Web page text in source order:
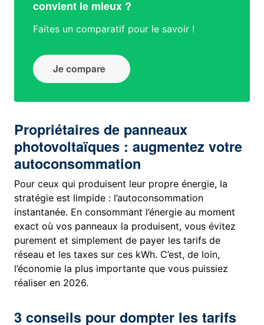
convient le mieux ?
Faites un comparatif pour le savoir !
Je compare
Propriétaires de panneaux
photovoltaïques : augmentez votre
autoconsommation
Pour ceux qui produisent leur propre énergie, la
stratégie est limpide : l’autoconsommation
instantanée. En consommant l’énergie au moment
exact où vos panneaux la produisent, vous évitez
purement et simplement de payer les tarifs de
réseau et les taxes sur ces kWh. C’est, de loin,
l’économie la plus importante que vous puissiez
réaliser en 2026.
3 conseils pour dompter les tarifs